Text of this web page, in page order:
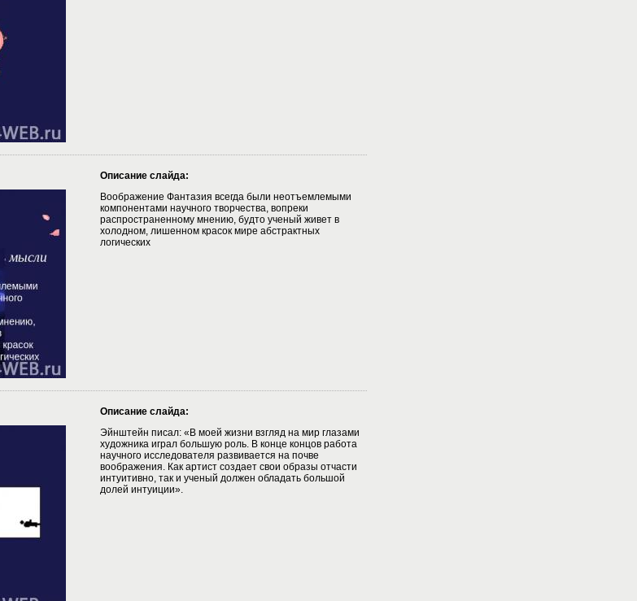
Описание слайда:
Воображение Фантазия всегда были неотъемлемыми
компонентами научного творчества, вопреки
распространенному мнению, будто ученый живет в
холодном, лишенном красок мире абстрактных
логических
Описание слайда:
Эйнштейн писал: «В моей жизни взгляд на мир глазами
художника играл большую роль. В конце концов работа
научного исследователя развивается на почве
воображения. Как артист создает свои образы отчасти
интуитивно, так и ученый должен обладать большой
долей интуиции».